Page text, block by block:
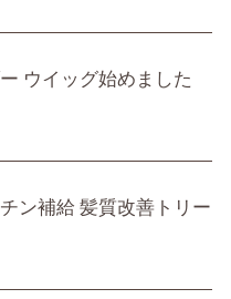
ウイッグ始めました
ン補給 髪質改善トリー